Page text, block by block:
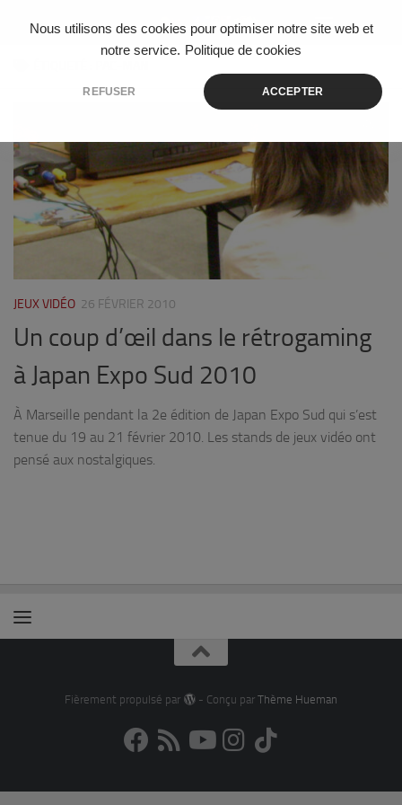
Nous utilisons des cookies pour optimiser notre site web et
notre service. Politique de cookies
REFUSER ACCEPTER
Skip to content
JEUX VIDÉO 26 FÉVRIER 2010
Un coup d’œil dans le rétrogaming
à Japan Expo Sud 2010
À Marseille pendant la 2e édition de Japan Expo Sud qui s’est
tenue du 19 au 21 février 2010. Les stands de jeux vidéo ont
pensé aux nostalgiques.
Fièrement propulsé par - Conçu par Thème Hueman